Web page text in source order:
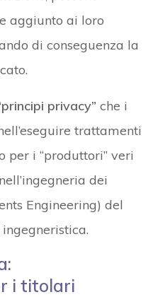
aggiunto ai loro
di conseguenza la
privacy” che i
trattamenti
per i “produttori” veri
nell’ingegneria dei
Engineering) del
i titolari